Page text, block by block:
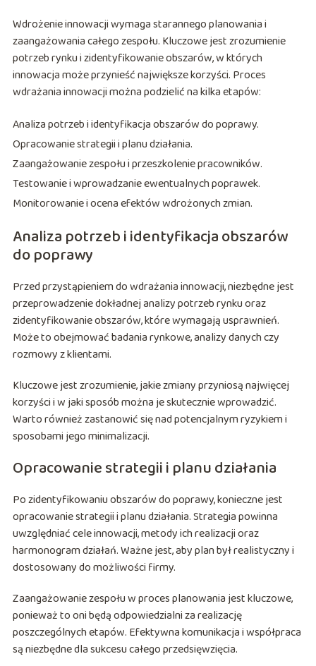
Wdrożenie innowacji wymaga starannego planowania i
zaangażowania całego zespołu. Kluczowe jest zrozumienie
potrzeb rynku i zidentyfikowanie obszarów, w których
innowacja może przynieść największe korzyści. Proces
wdrażania innowacji można podzielić na kilka etapów:
Analiza potrzeb i identyfikacja obszarów do poprawy.
Opracowanie strategii i planu działania.
Zaangażowanie zespołu i przeszkolenie pracowników.
Testowanie i wprowadzanie ewentualnych poprawek.
Monitorowanie i ocena efektów wdrożonych zmian.
Analiza potrzeb i identyfikacja obszarów
do poprawy
Przed przystąpieniem do wdrażania innowacji, niezbędne jest
przeprowadzenie dokładnej analizy potrzeb rynku oraz
zidentyfikowanie obszarów, które wymagają usprawnień.
Może to obejmować badania rynkowe, analizy danych czy
rozmowy z klientami.
Kluczowe jest zrozumienie, jakie zmiany przyniosą najwięcej
korzyści i w jaki sposób można je skutecznie wprowadzić.
Warto również zastanowić się nad potencjalnym ryzykiem i
sposobami jego minimalizacji.
Opracowanie strategii i planu działania
Po zidentyfikowaniu obszarów do poprawy, konieczne jest
opracowanie strategii i planu działania. Strategia powinna
uwzględniać cele innowacji, metody ich realizacji oraz
harmonogram działań. Ważne jest, aby plan był realistyczny i
dostosowany do możliwości firmy.
Zaangażowanie zespołu w proces planowania jest kluczowe,
ponieważ to oni będą odpowiedzialni za realizację
poszczególnych etapów. Efektywna komunikacja i współpraca
są niezbędne dla sukcesu całego przedsięwzięcia.